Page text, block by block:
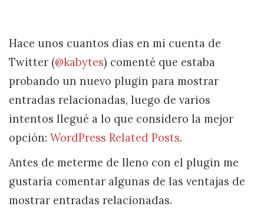
Hace unos cuantos días en mi cuenta de
Twitter (@kabytes) comenté que estaba
probando un nuevo plugin para mostrar
entradas relacionadas, luego de varios
intentos llegué a lo que considero la mejor
opción: WordPress Related Posts.
Antes de meterme de lleno con el plugin me
gustaría comentar algunas de las ventajas de
mostrar entradas relacionadas.